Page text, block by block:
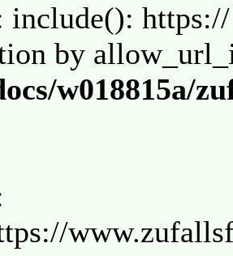
include():
by
w018815a/